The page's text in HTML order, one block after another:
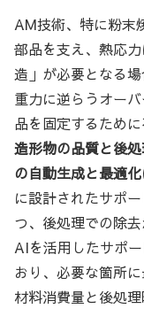
AM技術、特に粉末
部品を支え、熱応
造」が必要となる
重力に逆らうオー
品を固定するために
造形物の品質と後
の自動生成と最適
に設計されたサポ
つ、後処理での除
AIを活用したサポ
おり、必要な箇所
材料消費量と後処